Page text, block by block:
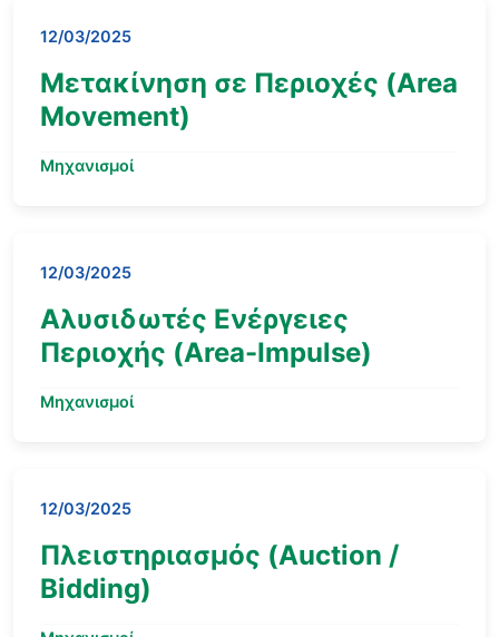
12/03/2025
Μετακίνηση σε Περιοχές (Area
Movement)
Μηχανισμοί
12/03/2025
Αλυσιδωτές Ενέργειες
Περιοχής (Area-Impulse)
Μηχανισμοί
12/03/2025
Πλειστηριασμός (Auction /
Bidding)